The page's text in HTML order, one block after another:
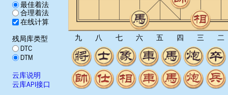
最佳着法
合理着法
在线计算
残局库类型
DTC
DTM
云库说明
云库API接口
九 八 七 六 五 四 三 二